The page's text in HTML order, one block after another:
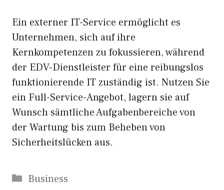
Ein externer IT-Service ermöglicht es
Unternehmen, sich auf ihre
Kernkompetenzen zu fokussieren, während
der EDV-Dienstleister für eine reibungslos
funktionierende IT zuständig ist. Nutzen Sie
ein Full-Service-Angebot, lagern sie auf
Wunsch sämtliche Aufgabenbereiche von
der Wartung bis zum Beheben von
Sicherheitslücken aus.
Kategorien
Business